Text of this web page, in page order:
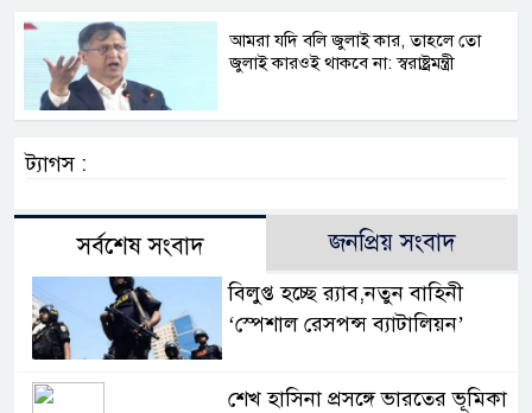
আমরা যদি বলি জুলাই কার, তাহলে তো
জুলাই কারওই থাকবে না: স্বরাষ্ট্রমন্ত্রী
ট্যাগস :
সর্বশেষ সংবাদ জনপ্রিয় সংবাদ
বিলুপ্ত হচ্ছে র‍্যাব,নতুন বাহিনী
‘স্পেশাল রেসপন্স ব্যাটালিয়ন’
শেখ হাসিনা প্রসঙ্গে ভারতের ভূমিকা